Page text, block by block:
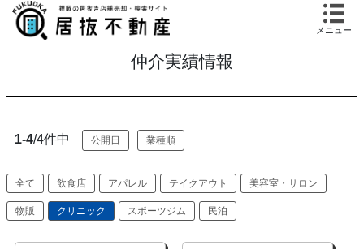
メニュー
仲介実績情報
1-4/4件中 公開日 業種順
全て 飲食店 アパレル テイクアウト 美容室・サロン
物販 クリニック スポーツジム 民泊